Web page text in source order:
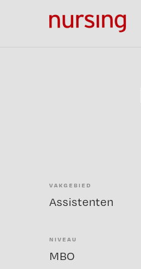
VAKGEBIED
Assistenten
NIVEAU
MBO